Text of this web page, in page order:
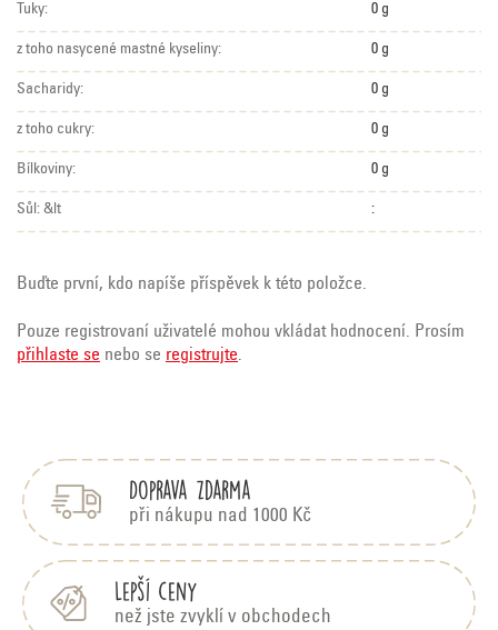
Tuky: 0 g
z toho nasycené mastné kyseliny: 0 g
Sacharidy: 0 g
z toho cukry: 0 g
Bílkoviny: 0 g
Sůl: &lt :
Buďte první, kdo napíše příspěvek k této položce.
Pouze registrovaní uživatelé mohou vkládat hodnocení. Prosím
přihlaste se nebo se registrujte.
Doprava zdarma
při nákupu nad 1000 Kč
Lepší ceny
než jste zvyklí v obchodech